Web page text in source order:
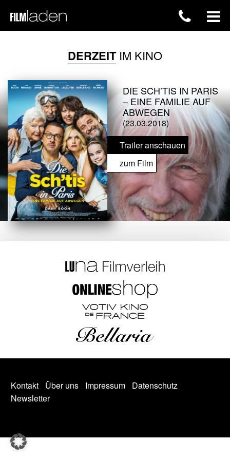
DERZEITIM KINO
DIE SCH’TIS IN PARIS
– EINE FAMILIE AUF
ABWEGEN
(23.03.2018)
Trailer anschauen
zum Film
Kontakt Über uns Impressum
Datenschutz
Newsletter